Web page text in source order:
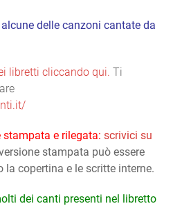
delle canzoni cantate da
libretti cliccando qui. Ti
stampata e rilegata: scrivici su
stampata può essere
copertina e le scritte interne.
dei canti presenti nel libretto